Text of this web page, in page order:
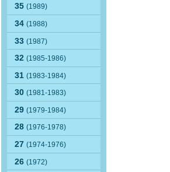
35(1989)
34(1988)
33(1987)
32(1985-1986)
31(1983-1984)
30(1981-1983)
29(1979-1984)
28(1976-1978)
27(1974-1976)
26(1972)